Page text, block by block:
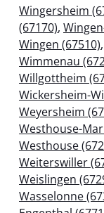
Wingersheim
(67170),
Wingen (67510),
Wimmenau
Willgottheim
Wickersheim-
Weyersheim
Westhouse-
Westhouse
Weiterswiller
Weislingen
Wasselonne